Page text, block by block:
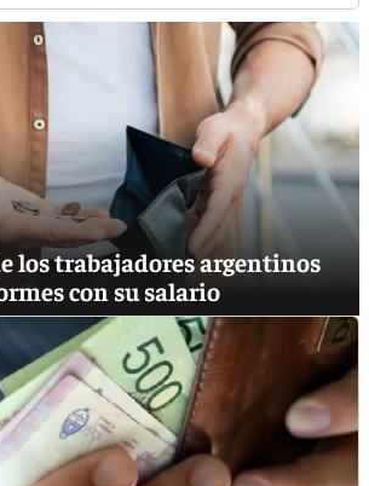
los trabajadores argentinos
con su salario